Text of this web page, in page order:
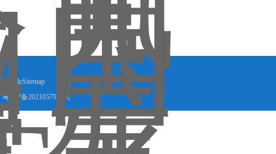
GoogleSitemap
粤ICP备2021057931号